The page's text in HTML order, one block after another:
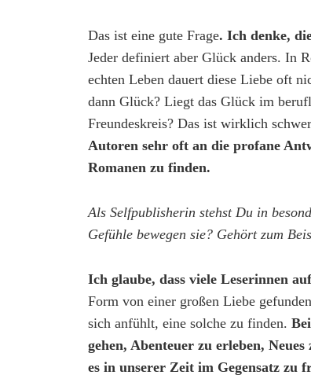
Das ist eine gute Frage. Ich denke,
Jeder definiert aber Glück anders. In
echten Leben dauert diese Liebe oft
dann Glück? Liegt das Glück im
Freundeskreis? Das ist wirklich
Autoren sehr oft an die profane
Romanen zu finden.
Als Selfpublisherin stehst Du in
Gefühle bewegen sie? Gehört zum
Ich glaube, dass viele Leserinnen
Form von einer großen Liebe
sich anfühlt, eine solche zu finden.
gehen, Abenteuer zu erleben,
es in unserer Zeit im Gegensatz zu